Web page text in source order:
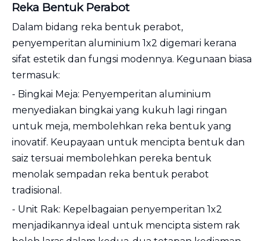
Reka Bentuk Perabot
Dalam bidang reka bentuk perabot,
penyemperitan aluminium 1x2 digemari kerana
sifat estetik dan fungsi modennya. Kegunaan biasa
termasuk:
- Bingkai Meja: Penyemperitan aluminium
menyediakan bingkai yang kukuh lagi ringan
untuk meja, membolehkan reka bentuk yang
inovatif. Keupayaan untuk mencipta bentuk dan
saiz tersuai membolehkan pereka bentuk
menolak sempadan reka bentuk perabot
tradisional.
- Unit Rak: Kepelbagaian penyemperitan 1x2
menjadikannya ideal untuk mencipta sistem rak